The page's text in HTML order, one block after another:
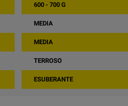
600 - 700 G
MEDIA
MEDIA
TERROSO
ESUBERANTE